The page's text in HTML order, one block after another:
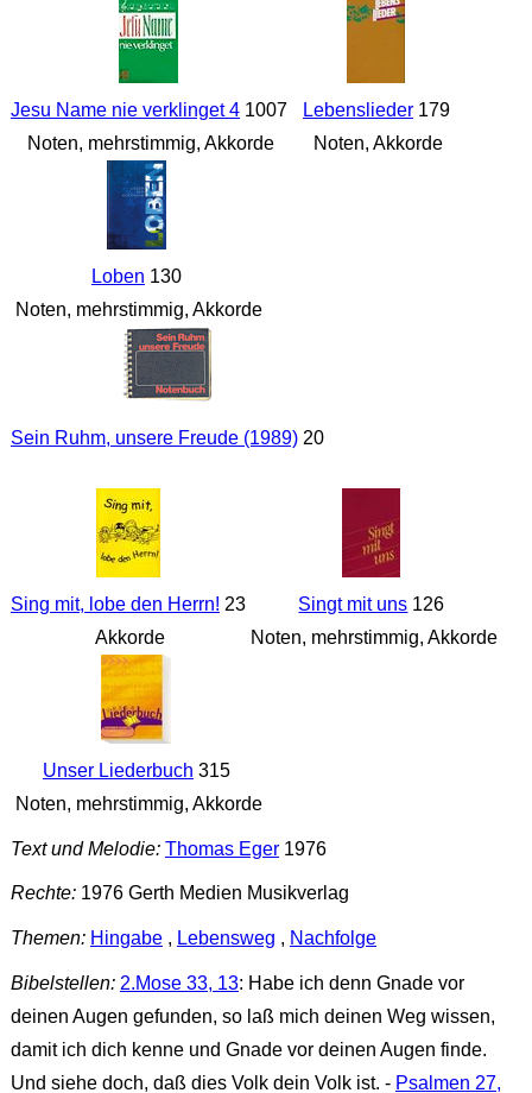
Jesu Name nie verklinget 41007
Noten, mehrstimmig, Akkorde
Lebenslieder179
Noten, Akkorde
Loben 130
Noten, mehrstimmig, Akkorde
Sein Ruhm, unsere Freude (1989)20
Sing mit, lobe den Herrn! 23
Akkorde
Singt mit uns 126
Noten, mehrstimmig, Akkorde
Unser Liederbuch 315
Noten, mehrstimmig, Akkorde
Text und Melodie: Thomas Eger1976
Rechte:1976 Gerth Medien Musikverlag
Themen: Hingabe, Lebensweg , Nachfolge
Bibelstellen: 2.Mose 33, 13: Habe ich denn Gnade vor
deinen Augen gefunden, so laß mich deinen Weg wissen,
damit ich dich kenne und Gnade vor deinen Augen finde.
Und siehe doch, daß dies Volk dein Volk ist. - Psalmen 27,